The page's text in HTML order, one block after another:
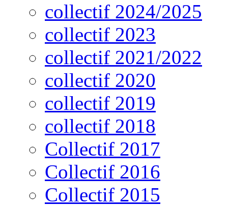
collectif 2024/2025
collectif 2023
collectif 2021/2022
collectif 2020
collectif 2019
collectif 2018
Collectif 2017
Collectif 2016
Collectif 2015